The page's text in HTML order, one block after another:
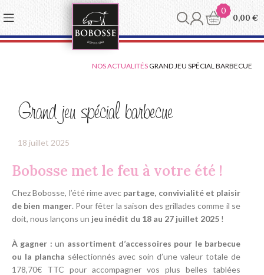
0
0,00 €
NOS ACTUALITÉS GRAND JEU SPÉCIAL BARBECUE
Grand jeu spécial barbecue
18 juillet 2025
Bobosse met le feu à votre été !
Chez Bobosse, l’été rime avec partage, convivialité et plaisir
de bien manger. Pour fêter la saison des grillades comme il se
doit, nous lançons un jeu inédit du 18 au 27 juillet 2025 !
À gagner : un assortiment d’accessoires pour le barbecue
ou la plancha sélectionnés avec soin d’une valeur totale de
178,70€ TTC pour accompagner vos plus belles tablées
Panneau de gestion des cookies